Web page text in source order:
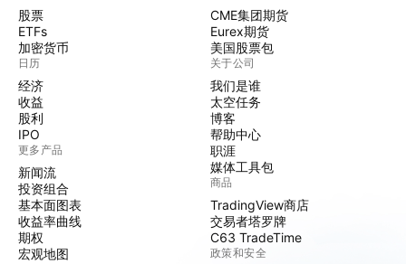
股票
ETFs
加密货币
日历
经济
收益
股利
IPO
更多产品
新闻流
投资组合
基本面图表
收益率曲线
期权
宏观地图
CME集团期货
Eurex期货
美国股票包
关于公司
我们是谁
太空任务
博客
帮助中心
职涯
媒体工具包
商品
TradingView商店
交易者塔罗牌
C63 TradeTime
政策和安全